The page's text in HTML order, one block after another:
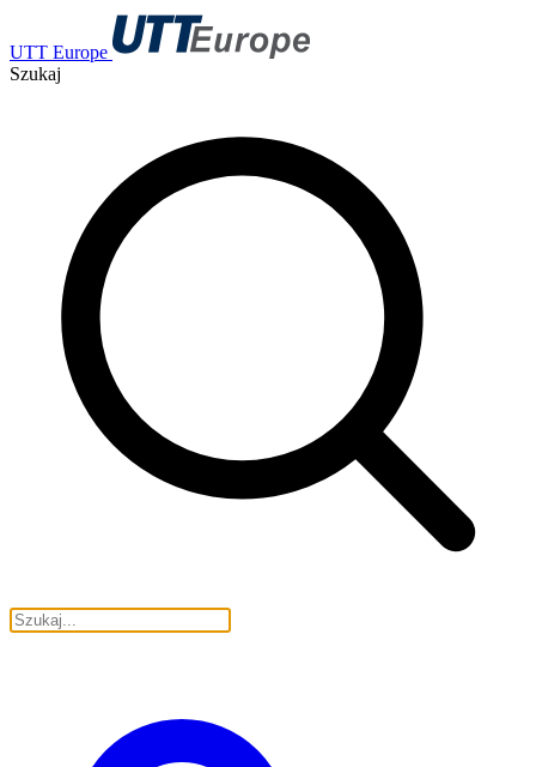
UTT Europe
Szukaj